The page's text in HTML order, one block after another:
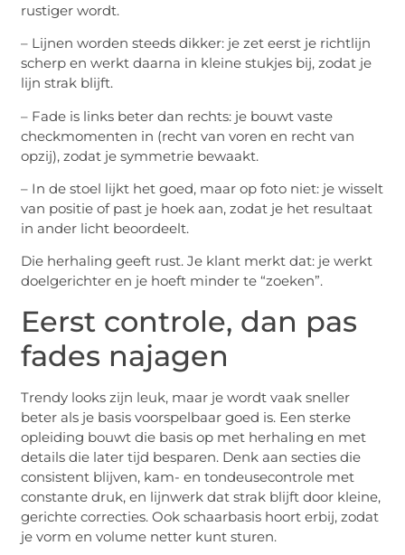
rustiger wordt.
– Lijnen worden steeds dikker: je zet eerst je richtlijn
scherp en werkt daarna in kleine stukjes bij, zodat je
lijn strak blijft.
– Fade is links beter dan rechts: je bouwt vaste
checkmomenten in (recht van voren en recht van
opzij), zodat je symmetrie bewaakt.
– In de stoel lijkt het goed, maar op foto niet: je wisselt
van positie of past je hoek aan, zodat je het resultaat
in ander licht beoordeelt.
Die herhaling geeft rust. Je klant merkt dat: je werkt
doelgerichter en je hoeft minder te “zoeken”.
Eerst controle, dan pas
fades najagen
Trendy looks zijn leuk, maar je wordt vaak sneller
beter als je basis voorspelbaar goed is. Een sterke
opleiding bouwt die basis op met herhaling en met
details die later tijd besparen. Denk aan secties die
consistent blijven, kam- en tondeusecontrole met
constante druk, en lijnwerk dat strak blijft door kleine,
gerichte correcties. Ook schaarbasis hoort erbij, zodat
je vorm en volume netter kunt sturen.